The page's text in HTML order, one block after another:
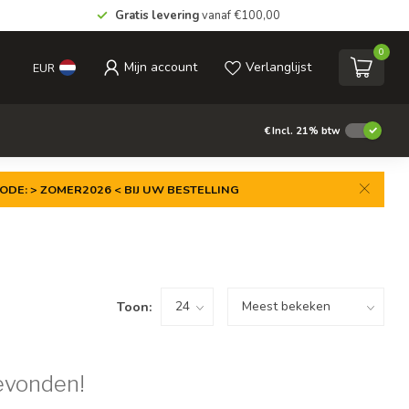
Gratis leveringvanaf €100,00
EUR Mijn account Verlanglijst
0
€Incl. 21% btw
> ZOMER2026 < BIJ UW BESTELLING
Toon: